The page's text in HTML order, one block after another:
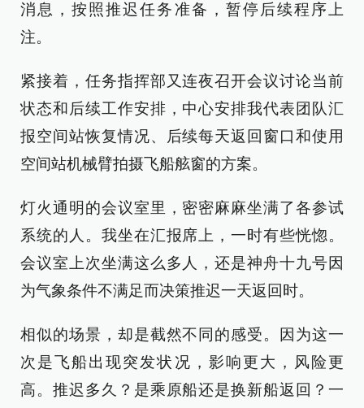
消息，按照推迟任务准备，暂停后续程序上
注。
紧接着，任务指挥部又连夜召开会议讨论当前
状态和后续工作安排，中心安排我代表团队汇
报空间站恢复情况、后续每天返回窗口和使用
空间站机械臂拍摄飞船舷窗的方案。
灯火通明的会议室里，密密麻麻坐满了各参试
系统的人。我坐在汇报席上，一时有些恍惚。
会议室上次坐满这么多人，还是神舟十九号因
为气象条件不满足而决策推迟一天返回时。
相似的场景，却是截然不同的感受。因为这一
次是飞船出现突发状况，影响更大，风险更
高。推迟多久？是乘原船还是换新船返回？一